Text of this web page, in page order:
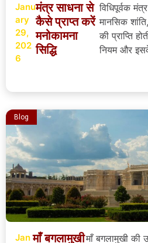
Janu
ary
29,
202
6
मंत्र साधना से
कैसे प्राप्त करें
मनोकामना
सिद्धि
विधिपूर्वक
मानसिक
की प्राप्ति
नियम और
Blog
Janमाँ बगलामुखीमाँ बगलामुखी की